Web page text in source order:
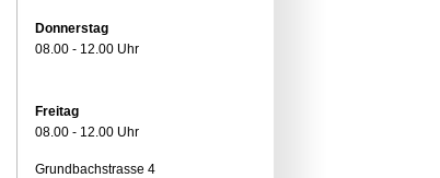
Donnerstag
08.00 - 12.00 Uhr
Freitag
08.00 - 12.00 Uhr
Grundbachstrasse 4